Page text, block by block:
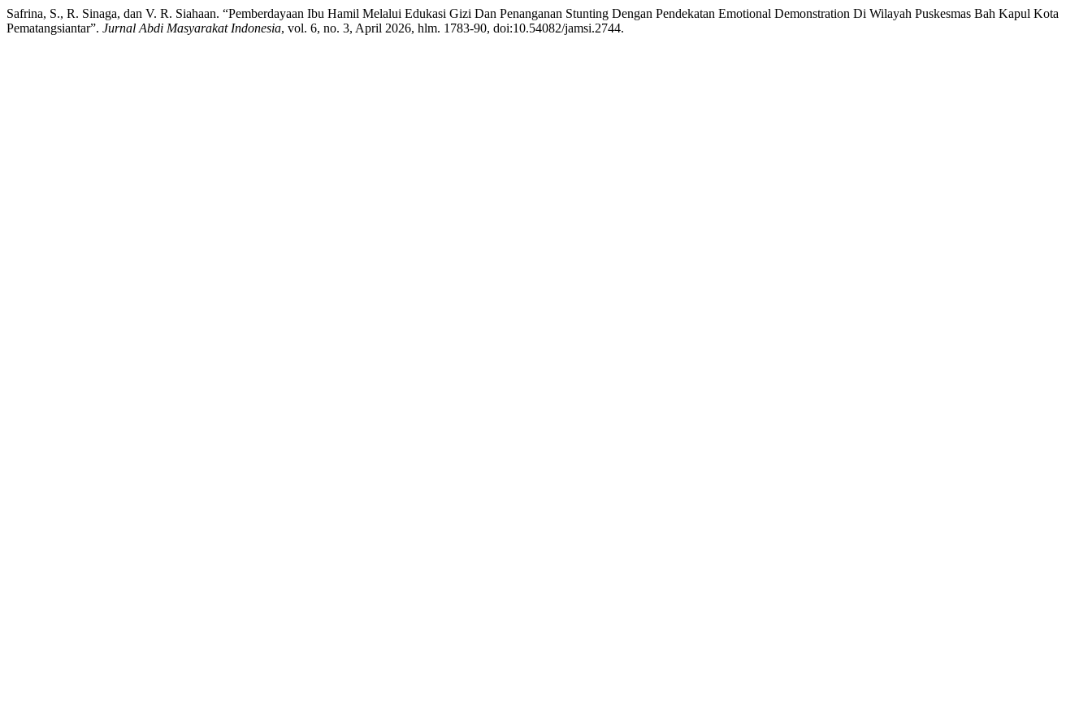
Safrina, S., R. Sinaga, dan V. R. Siahaan. “Pemberdayaan Ibu Hamil Melalui Edukasi Gizi Dan Penanganan Stunting Dengan Pendekatan Emotional Demonstration Di Wilayah Puskesmas Bah Kapul Kota
Pematangsiantar”. Jurnal Abdi Masyarakat Indonesia, vol. 6, no. 3, April 2026, hlm. 1783-90, doi:10.54082/jamsi.2744.